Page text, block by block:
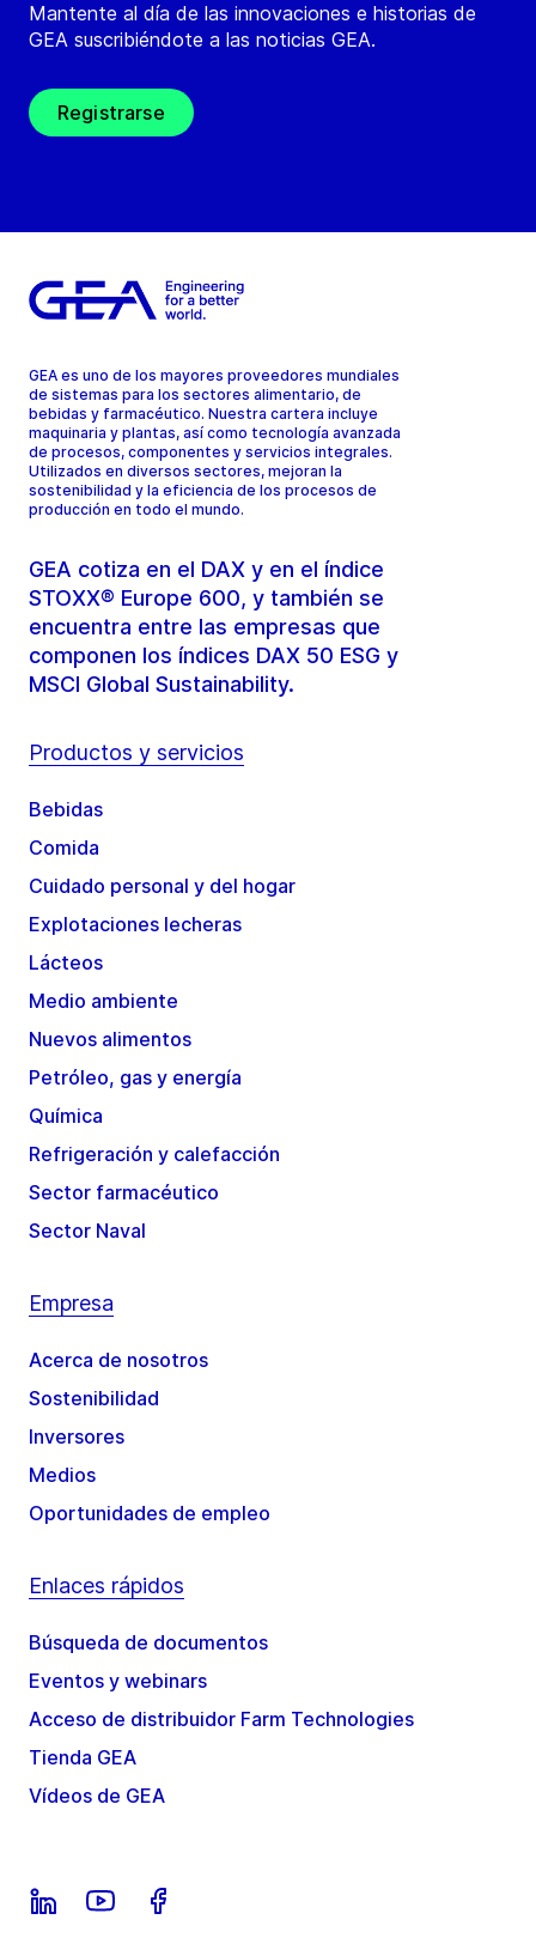
Mantente al día de las innovaciones e historias de
GEA suscribiéndote a las noticias GEA.
Registrarse
GEA es uno de los mayores proveedores mundiales
de sistemas para los sectores alimentario, de
bebidas y farmacéutico. Nuestra cartera incluye
maquinaria y plantas, así como tecnología avanzada
de procesos, componentes y servicios integrales.
Utilizados en diversos sectores, mejoran la
sostenibilidad y la eficiencia de los procesos de
producción en todo el mundo.
GEA cotiza en el DAX y en el índice
STOXX® Europe 600, y también se
encuentra entre las empresas que
componen los índices DAX 50 ESG y
MSCI Global Sustainability.
Productos y servicios
Bebidas
Comida
Cuidado personal y del hogar
Explotaciones lecheras
Lácteos
Medio ambiente
Nuevos alimentos
Petróleo, gas y energía
Química
Refrigeración y calefacción
Sector farmacéutico
Sector Naval
Empresa
Acerca de nosotros
Sostenibilidad
Inversores
Medios
Oportunidades de empleo
Enlaces rápidos
Búsqueda de documentos
Eventos y webinars
Acceso de distribuidor Farm Technologies
Tienda GEA
Vídeos de GEA